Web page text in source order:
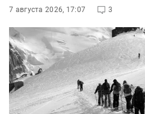
7 августа 2026, 17:07 3